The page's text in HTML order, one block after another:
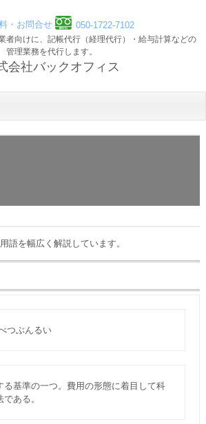
・お問合せ 050-1722-7102
者向けに、記帳代行（経理代行）・給与計算などの
管理業務を代行します。
会社バックオフィス
語を幅広く解説しています。
つぶんるい
る基準の一つ。費用の形態に着目して科
ある。